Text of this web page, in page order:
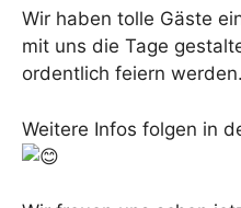
Wir haben tolle Gäste
mit uns die Tage
ordentlich feiern werden.
Weitere Infos folgen in